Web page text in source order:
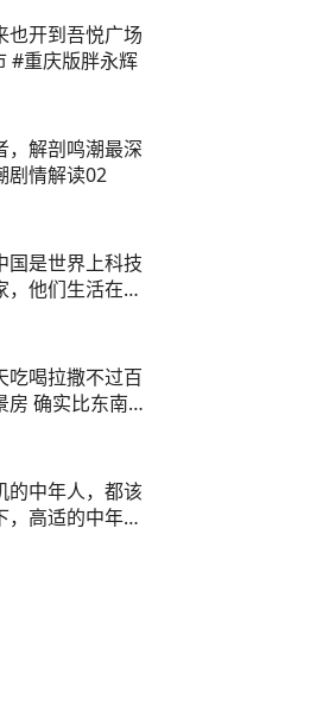
也开到吾悦广场
#重庆版胖永辉
，解剖鸣潮最深
剧情解读02
国是世界上科技
，他们生活在
吃喝拉撒不过百
房 确实比东南
的中年人，都该
，高适的中年逆